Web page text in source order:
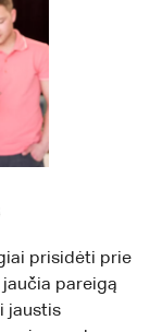
prisidėti prie
pareigą
jaustis